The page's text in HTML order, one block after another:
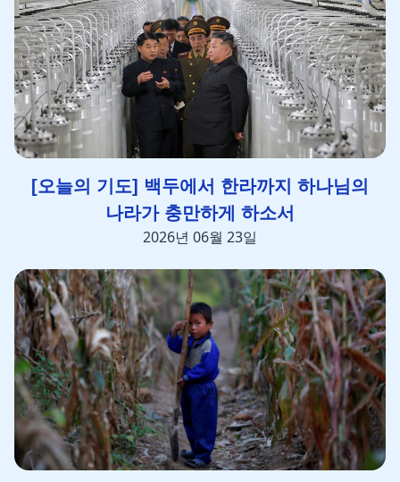
[오늘의 기도] 백두에서 한라까지 하나님의
나라가 충만하게 하소서
2026년 06월 23일